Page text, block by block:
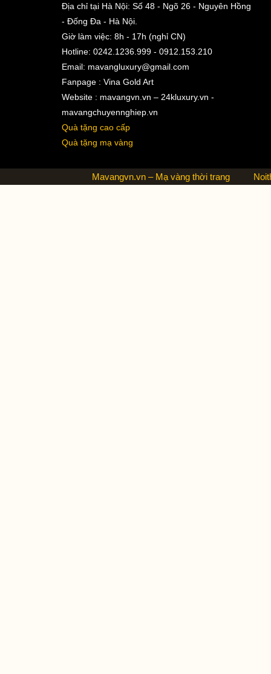
Địa chỉ tại Hà Nội: Số 48 - Ngõ 26 - Nguyên Hồng
- Đống Đa - Hà Nội.
Giờ làm việc: 8h - 17h (nghỉ CN)
Hotline: 0242.1236.999 - 0912.153.210
Email: mavangluxury@gmail.com
Fanpage : Vina Gold Art
Website : mavangvn.vn – 24kluxury.vn -
mavangchuyennghiep.vn
Quà tặng cao cấp
Quà tặng mạ vàng
Mavangvn.vn – Mạ vàng thời trang